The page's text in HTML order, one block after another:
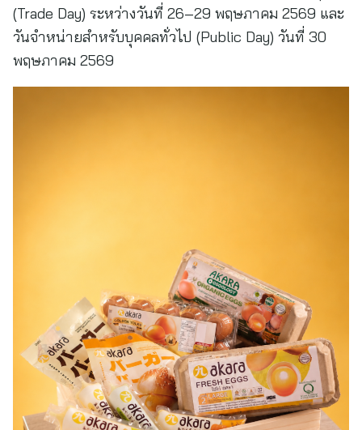
(Trade Day) ระหว่างวันที่ 26–29 พฤษภาคม 2569 และ
วันจำหน่ายสำหรับบุคคลทั่วไป (Public Day) วันที่ 30
พฤษภาคม 2569